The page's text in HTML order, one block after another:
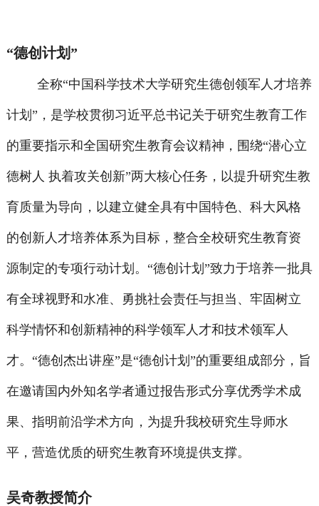
“德创计划”
全称“中国科学技术大学研究生德创领军人才培养
计划”，是学校贯彻习近平总书记关于研究生教育工作
的重要指示和全国研究生教育会议精神，围绕“潜心立
德树人 执着攻关创新”两大核心任务，以提升研究生教
育质量为导向，以建立健全具有中国特色、科大风格
的创新人才培养体系为目标，整合全校研究生教育资
源制定的专项行动计划。“德创计划”致力于培养一批具
有全球视野和水准、勇挑社会责任与担当、牢固树立
科学情怀和创新精神的科学领军人才和技术领军人
才。“德创杰出讲座”是“德创计划”的重要组成部分，旨
在邀请国内外知名学者通过报告形式分享优秀学术成
果、指明前沿学术方向，为提升我校研究生导师水
平，营造优质的研究生教育环境提供支撑。
吴奇教授简介